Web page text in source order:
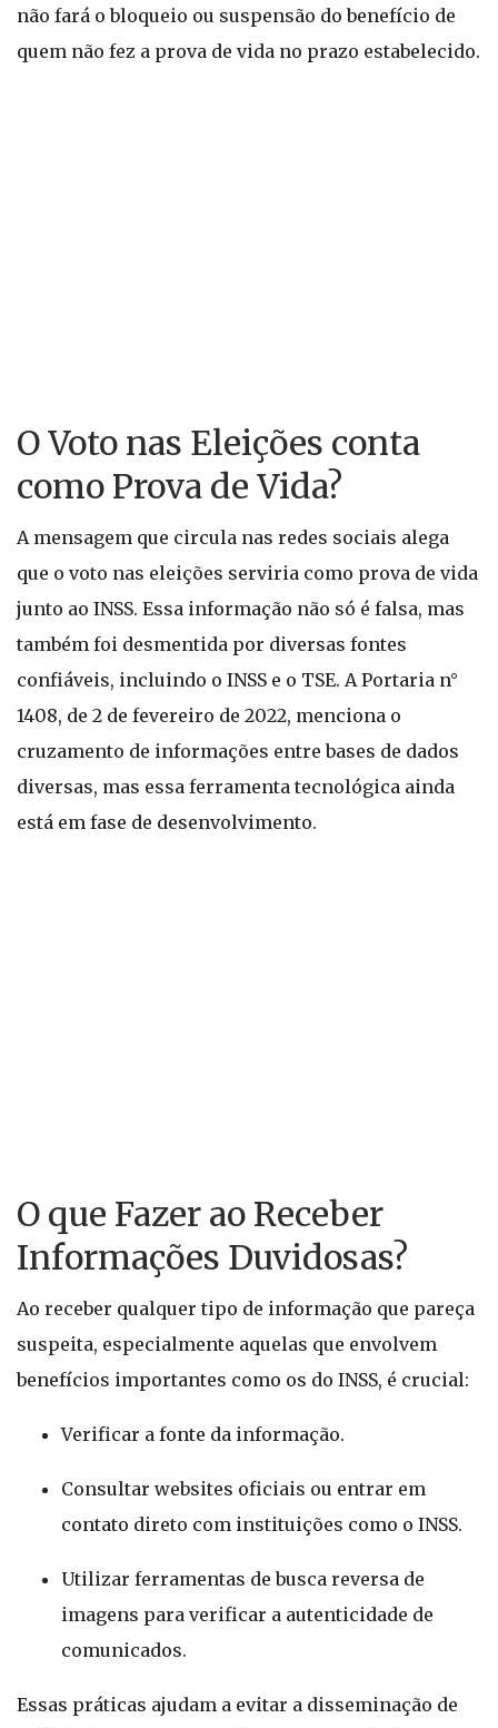
não fará o bloqueio ou suspensão do benefício de
quem não fez a prova de vida no prazo estabelecido.
O Voto nas Eleições conta
como Prova de Vida?
A mensagem que circula nas redes sociais alega
que o voto nas eleições serviria como prova de vida
junto ao INSS. Essa informação não só é falsa, mas
também foi desmentida por diversas fontes
confiáveis, incluindo o INSS e o TSE. A Portaria n°
1408, de 2 de fevereiro de 2022, menciona o
cruzamento de informações entre bases de dados
diversas, mas essa ferramenta tecnológica ainda
está em fase de desenvolvimento.
O que Fazer ao Receber
Informações Duvidosas?
Ao receber qualquer tipo de informação que pareça
suspeita, especialmente aquelas que envolvem
benefícios importantes como os do INSS, é crucial:
Verificar a fonte da informação.
Consultar websites oficiais ou entrar em
contato direto com instituições como o INSS.
Utilizar ferramentas de busca reversa de
imagens para verificar a autenticidade de
comunicados.
Essas práticas ajudam a evitar a disseminação de